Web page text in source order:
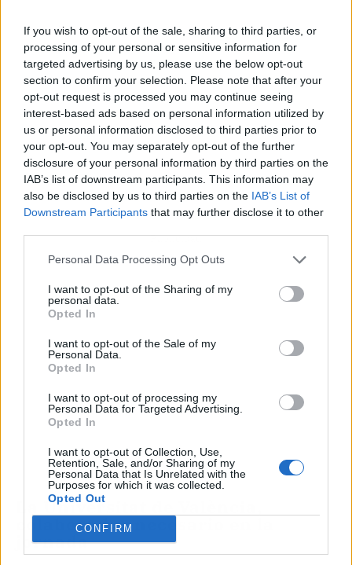
If you wish to opt-out of the sale, sharing to third parties, or
processing of your personal or sensitive information for
targeted advertising by us, please use the below opt-out
section to confirm your selection. Please note that after your
opt-out request is processed you may continue seeing
interest-based ads based on personal information utilized by
us or personal information disclosed to third parties prior to
your opt-out. You may separately opt-out of the further
disclosure of your personal information by third parties on the
IAB’s list of downstream participants. This information may
also be disclosed by us to third parties on the IAB’s List of
Downstream Participants that may further disclose it to other
Personal Data Processing Opt Outs
I want to opt-out of the Sharing of my
personal data.
Opted In
I want to opt-out of the Sale of my
Personal Data.
Opted In
I want to opt-out of processing my
Personal Data for Targeted Advertising.
Opted In
I want to opt-out of Collection, Use,
Retention, Sale, and/or Sharing of my
Personal Data that Is Unrelated with the
Purposes for which it was collected.
Opted Out
CONFIRM
Publicidad
La Universitat de València,
colaborador necesario en la
jornada